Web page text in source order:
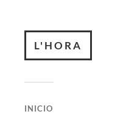
L'HORA
INICIO